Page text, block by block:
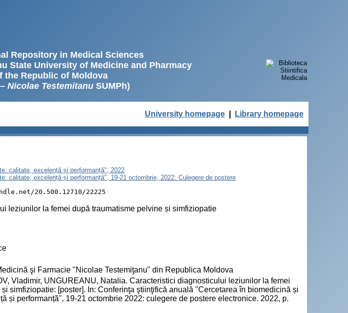
Repository in Medical Sciences
State University of Medicine and Pharmacy
the Republic of Moldova
Nicolae TestemitanuSUMPh)
University homepage Library homepage
calitate, excelență și performanță", 2022
calitate, excelență și performanță", 19-21 octombrie, 2022: Culegere de postere
20.500.12710/22225
leziunilor la femei după traumatisme pelvine și simfiziopatie
şi Farmacie "Nicolae Testemiţanu" din Republica Moldova
Vladimir, UNGUREANU, Natalia. Caracteristici diagnosticului leziunilor la femei
simfiziopatie: [poster]. In: Conferinţa ştiinţifică anuală "Cercetarea în biomedicină și
și performanță", 19-21 octombrie 2022: culegere de postere electronice. 2022, p.